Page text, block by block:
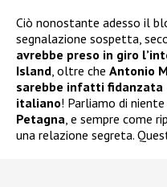
Ciò nonostante adesso il
segnalazione sospetta,
avrebbe preso in giro
Island, oltre che Antonio
sarebbe infatti fidanzata
italiano! Parliamo di
Petagna, e sempre come
una relazione segreta.